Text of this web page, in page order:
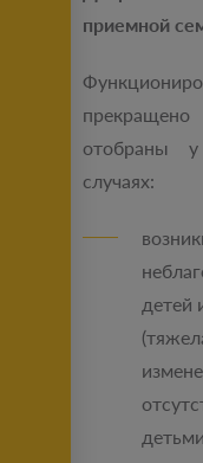
приемной
отобраны
случаях:
детей